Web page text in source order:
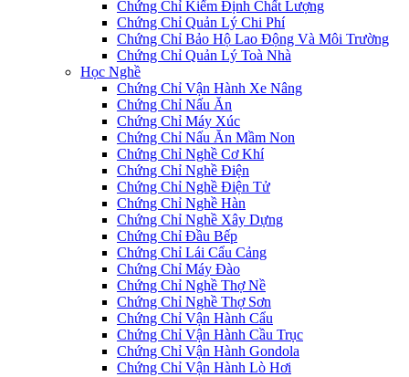
Chứng Chỉ Kiểm Định Chất Lượng
Chứng Chỉ Quản Lý Chi Phí
Chứng Chỉ Bảo Hộ Lao Động Và Môi Trường
Chứng Chỉ Quản Lý Toà Nhà
Học Nghề
Chứng Chỉ Vận Hành Xe Nâng
Chứng Chỉ Nấu Ăn
Chứng Chỉ Máy Xúc
Chứng Chỉ Nấu Ăn Mầm Non
Chứng Chỉ Nghề Cơ Khí
Chứng Chỉ Nghề Điện
Chứng Chỉ Nghề Điện Tử
Chứng Chỉ Nghề Hàn
Chứng Chỉ Nghề Xây Dựng
Chứng Chỉ Đầu Bếp
Chứng Chỉ Lái Cẩu Cảng
Chứng Chỉ Máy Đào
Chứng Chỉ Nghề Thợ Nề
Chứng Chỉ Nghề Thợ Sơn
Chứng Chỉ Vận Hành Cẩu
Chứng Chỉ Vận Hành Cầu Trục
Chứng Chỉ Vận Hành Gondola
Chứng Chỉ Vận Hành Lò Hơi